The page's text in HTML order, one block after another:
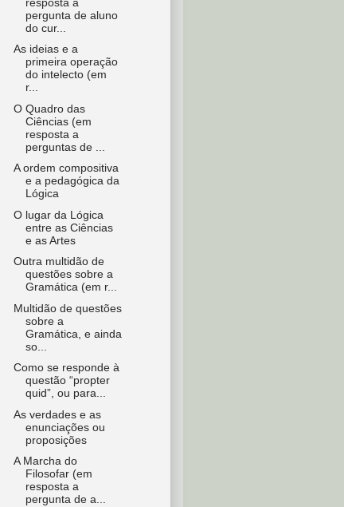
pergunta de aluno
do cur...
As ideias e a
primeira operação
do intelecto (em
r...
O Quadro das
Ciências (em
resposta a
perguntas de ...
A ordem compositiva
e a pedagógica da
Lógica
O lugar da Lógica
entre as Ciências
e as Artes
Outra multidão de
questões sobre a
Gramática (em r...
Multidão de questões
sobre a
Gramática, e ainda
so...
Como se responde à
questão “propter
quid”, ou para...
As verdades e as
enunciações ou
proposições
A Marcha do
Filosofar (em
resposta a
pergunta de a...